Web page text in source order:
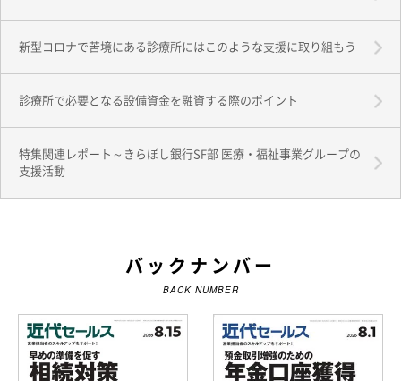
新型コロナで苦境にある診療所にはこのような支援に取り組もう
診療所で必要となる設備資金を融資する際のポイント
特集関連レポート～きらぼし銀行SF部 医療・福祉事業グループの
支援活動
バックナンバー
BACK NUMBER